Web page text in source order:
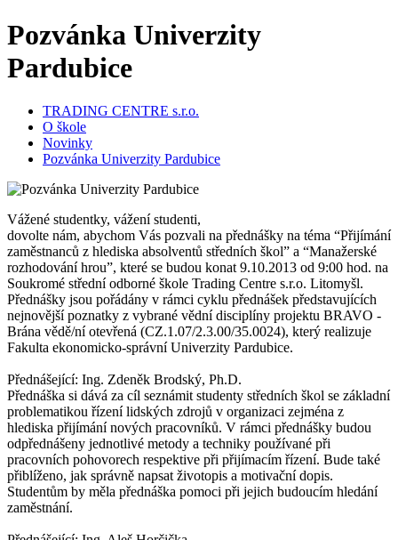
Pozvánka Univerzity
Pardubice
TRADING CENTRE s.r.o.
O škole
Novinky
Pozvánka Univerzity Pardubice
Vážené studentky, vážení studenti,
dovolte nám, abychom Vás pozvali na přednášky na téma “Přijímání
zaměstnanců z hlediska absolventů středních škol” a “Manažerské
rozhodování hrou”, které se budou konat 9.10.2013 od 9:00 hod. na
Soukromé střední odborné škole Trading Centre s.r.o. Litomyšl.
Přednášky jsou pořádány v rámci cyklu přednášek představujících
nejnovější poznatky z vybrané vědní disciplíny projektu BRAVO -
Brána vědě/ní otevřená (CZ.1.07/2.3.00/35.0024), který realizuje
Fakulta ekonomicko-správní Univerzity Pardubice.
Přednášející: Ing. Zdeněk Brodský, Ph.D.
Přednáška si dává za cíl seznámit studenty středních škol se základní
problematikou řízení lidských zdrojů v organizaci zejména z
hlediska přijímání nových pracovníků. V rámci přednášky budou
odpřednášeny jednotlivé metody a techniky používané při
pracovních pohovorech respektive při přijímacím řízení. Bude také
přiblíženo, jak správně napsat životopis a motivační dopis.
Studentům by měla přednáška pomoci při jejich budoucím hledání
zaměstnání.